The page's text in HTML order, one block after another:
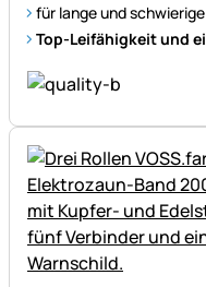
für lange und
Top-Leifähigkeit und